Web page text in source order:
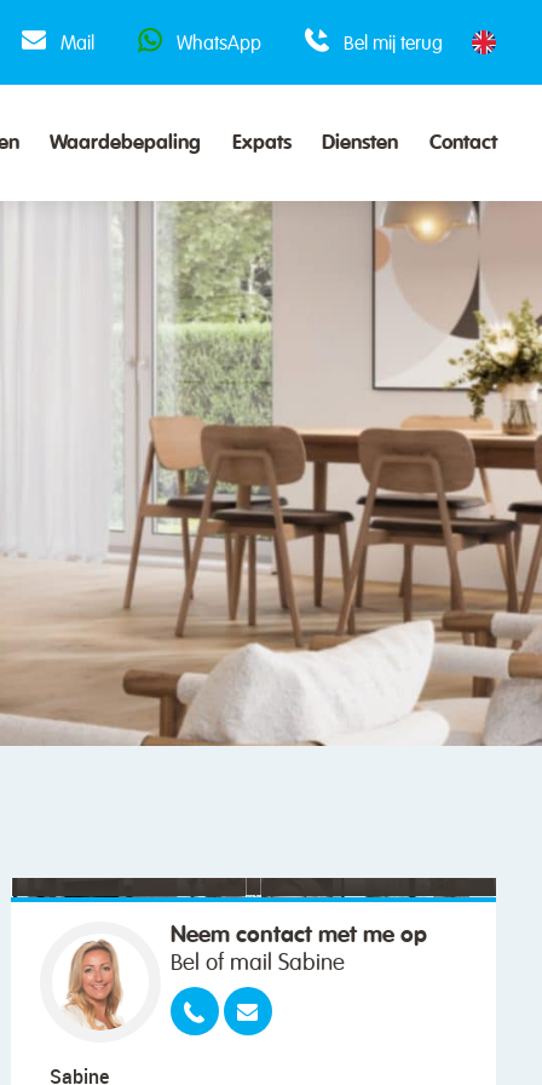
Mail WhatsApp Bel mij terug
Waardebepaling Expats Diensten Contact
"We wilden vooral iemand die met ons
Neem contact met me op
Bel of mail Sabine
Sabine